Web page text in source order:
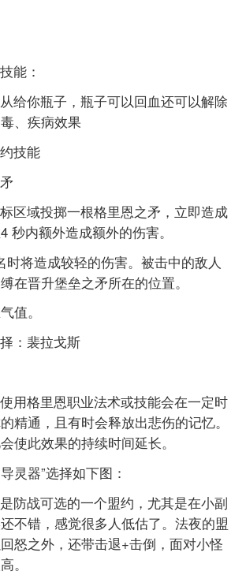
能：
给你瓶子，瓶子可以回血还可以解除
、疾病效果
技能
区域投掷一根格里恩之矛，立即造成
秒内额外造成额外的伤害。
时将造成较轻的伤害。被击中的敌人
在晋升堡垒之矛所在的位置。
值。
：裴拉戈斯
用格里恩职业法术或技能会在一定时
精通，且有时会释放出悲伤的记忆。
使此效果的持续时间延长。
灵器”选择如下图：
防战可选的一个盟约，尤其是在小副
不错，感觉很多人低估了。法夜的盟
怒之外，还带击退+击倒，面对小怪
。